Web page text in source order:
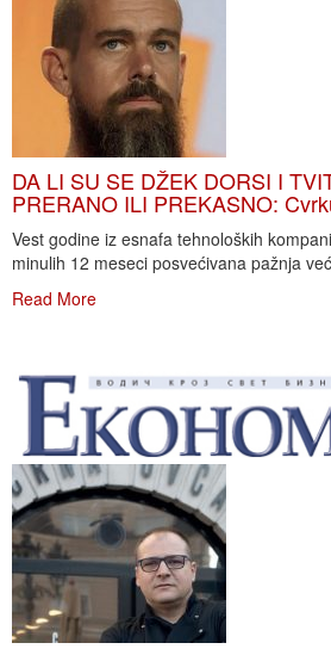
DA LI SU SE DŽEK DORSI I
PRERANO ILI PREKASNO:
Vest godine iz esnafa tehnoloških
minulih 12 meseci posvećivana pažnja
Read More